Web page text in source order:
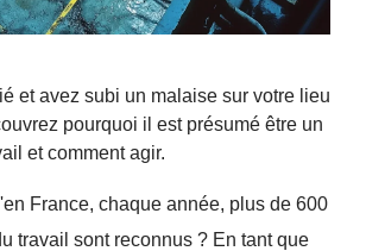
et avez subi un malaise sur votre lieu
pourquoi il est présumé être un
et comment agir.
France, chaque année, plus de 600
travail sont reconnus ? En tant que